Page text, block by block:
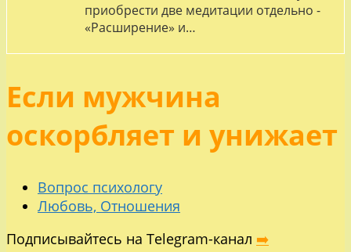
приобрести две медитации отдельно -
«Расширение» и…
Если мужчина
оскорбляет и унижает
Вопрос психологу
Любовь, Отношения
Подписывайтесь на Telegram-канал ➡️